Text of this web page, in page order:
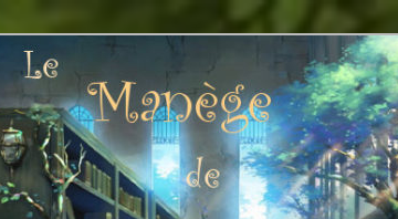
Psylook